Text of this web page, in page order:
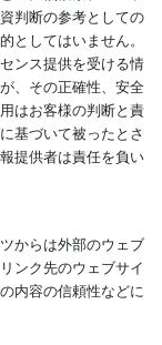
判断の参考としての
としてはいません。
ンス提供を受ける情
、その正確性、安全
はお客様の判断と責
基づいて被ったとさ
提供者は責任を負い
からは外部のウェブ
ンク先のウェブサイ
内容の信頼性などに